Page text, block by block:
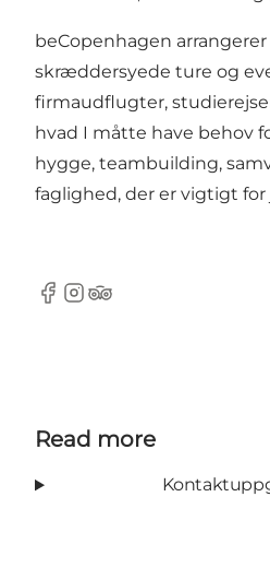
beCopenhagen arrangerer
skræddersyede ture og
firmaudflugter,
hvad I måtte have behov
hygge, teambuilding,
faglighed, der er vigtigt for
Facebook
Instagram
Tripadvisor
Read more